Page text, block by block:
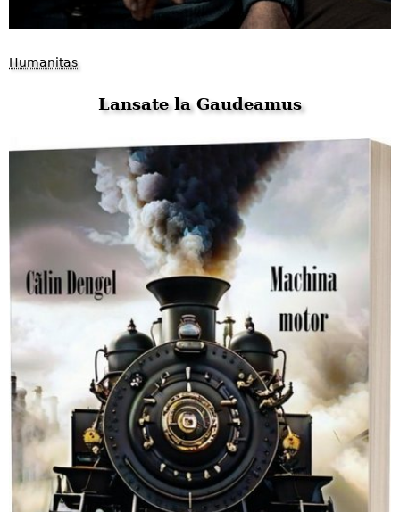
Humanitas
Lansate la Gaudeamus